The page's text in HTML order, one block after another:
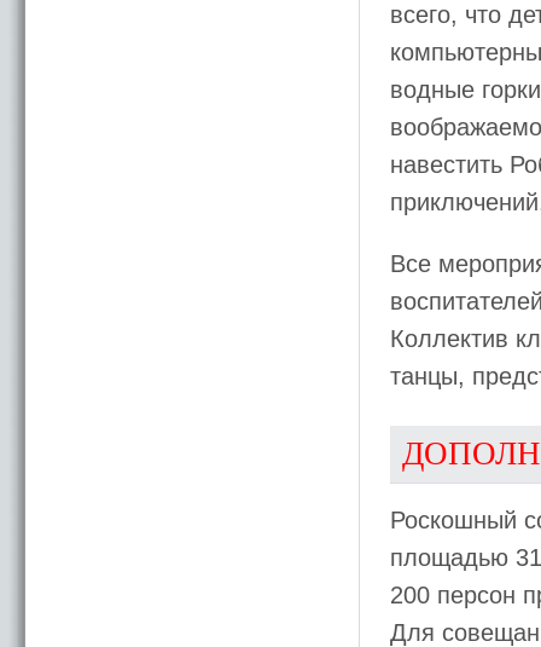
всего, что
водные
навестить
Все
Коллектив
танцы,
Роскошный
площадью
200 персон
Для